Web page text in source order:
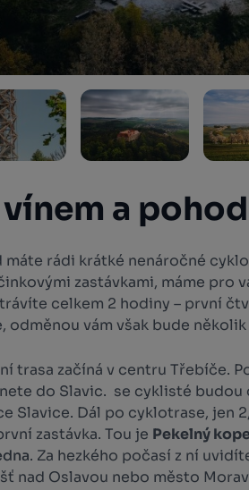
vínem a
máte rádi krátké nenáročné
zastávkami, máme pro
celkem 2 hodiny – první
odměnou vám však bude
trasa začíná v centru Třebíče.
do Slavic. se cyklisté
Slavice. Dál po cyklotrase, jen
zastávka. Tou je Pekelný
. Za hezkého počasí z ní
nad Oslavou nebo město